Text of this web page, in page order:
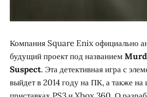
Компания Square Enix официально
будущий проект под названием
Suspect. Эта детективная игра с
выйдет в 2014 году на ПК, а также на